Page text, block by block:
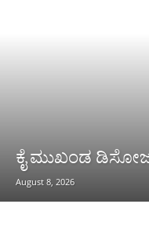
ಕೈ ಮುಖಂಡ ಡಿಸೋಜ
August 8, 2026